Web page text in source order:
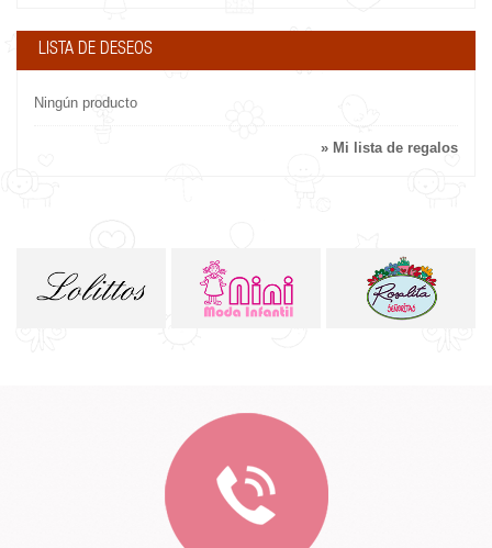
LISTA DE DESEOS
Ningún producto
» Mi lista de regalos